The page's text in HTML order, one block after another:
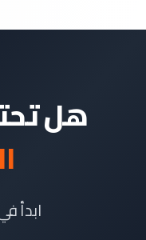
هل
ابدأ في